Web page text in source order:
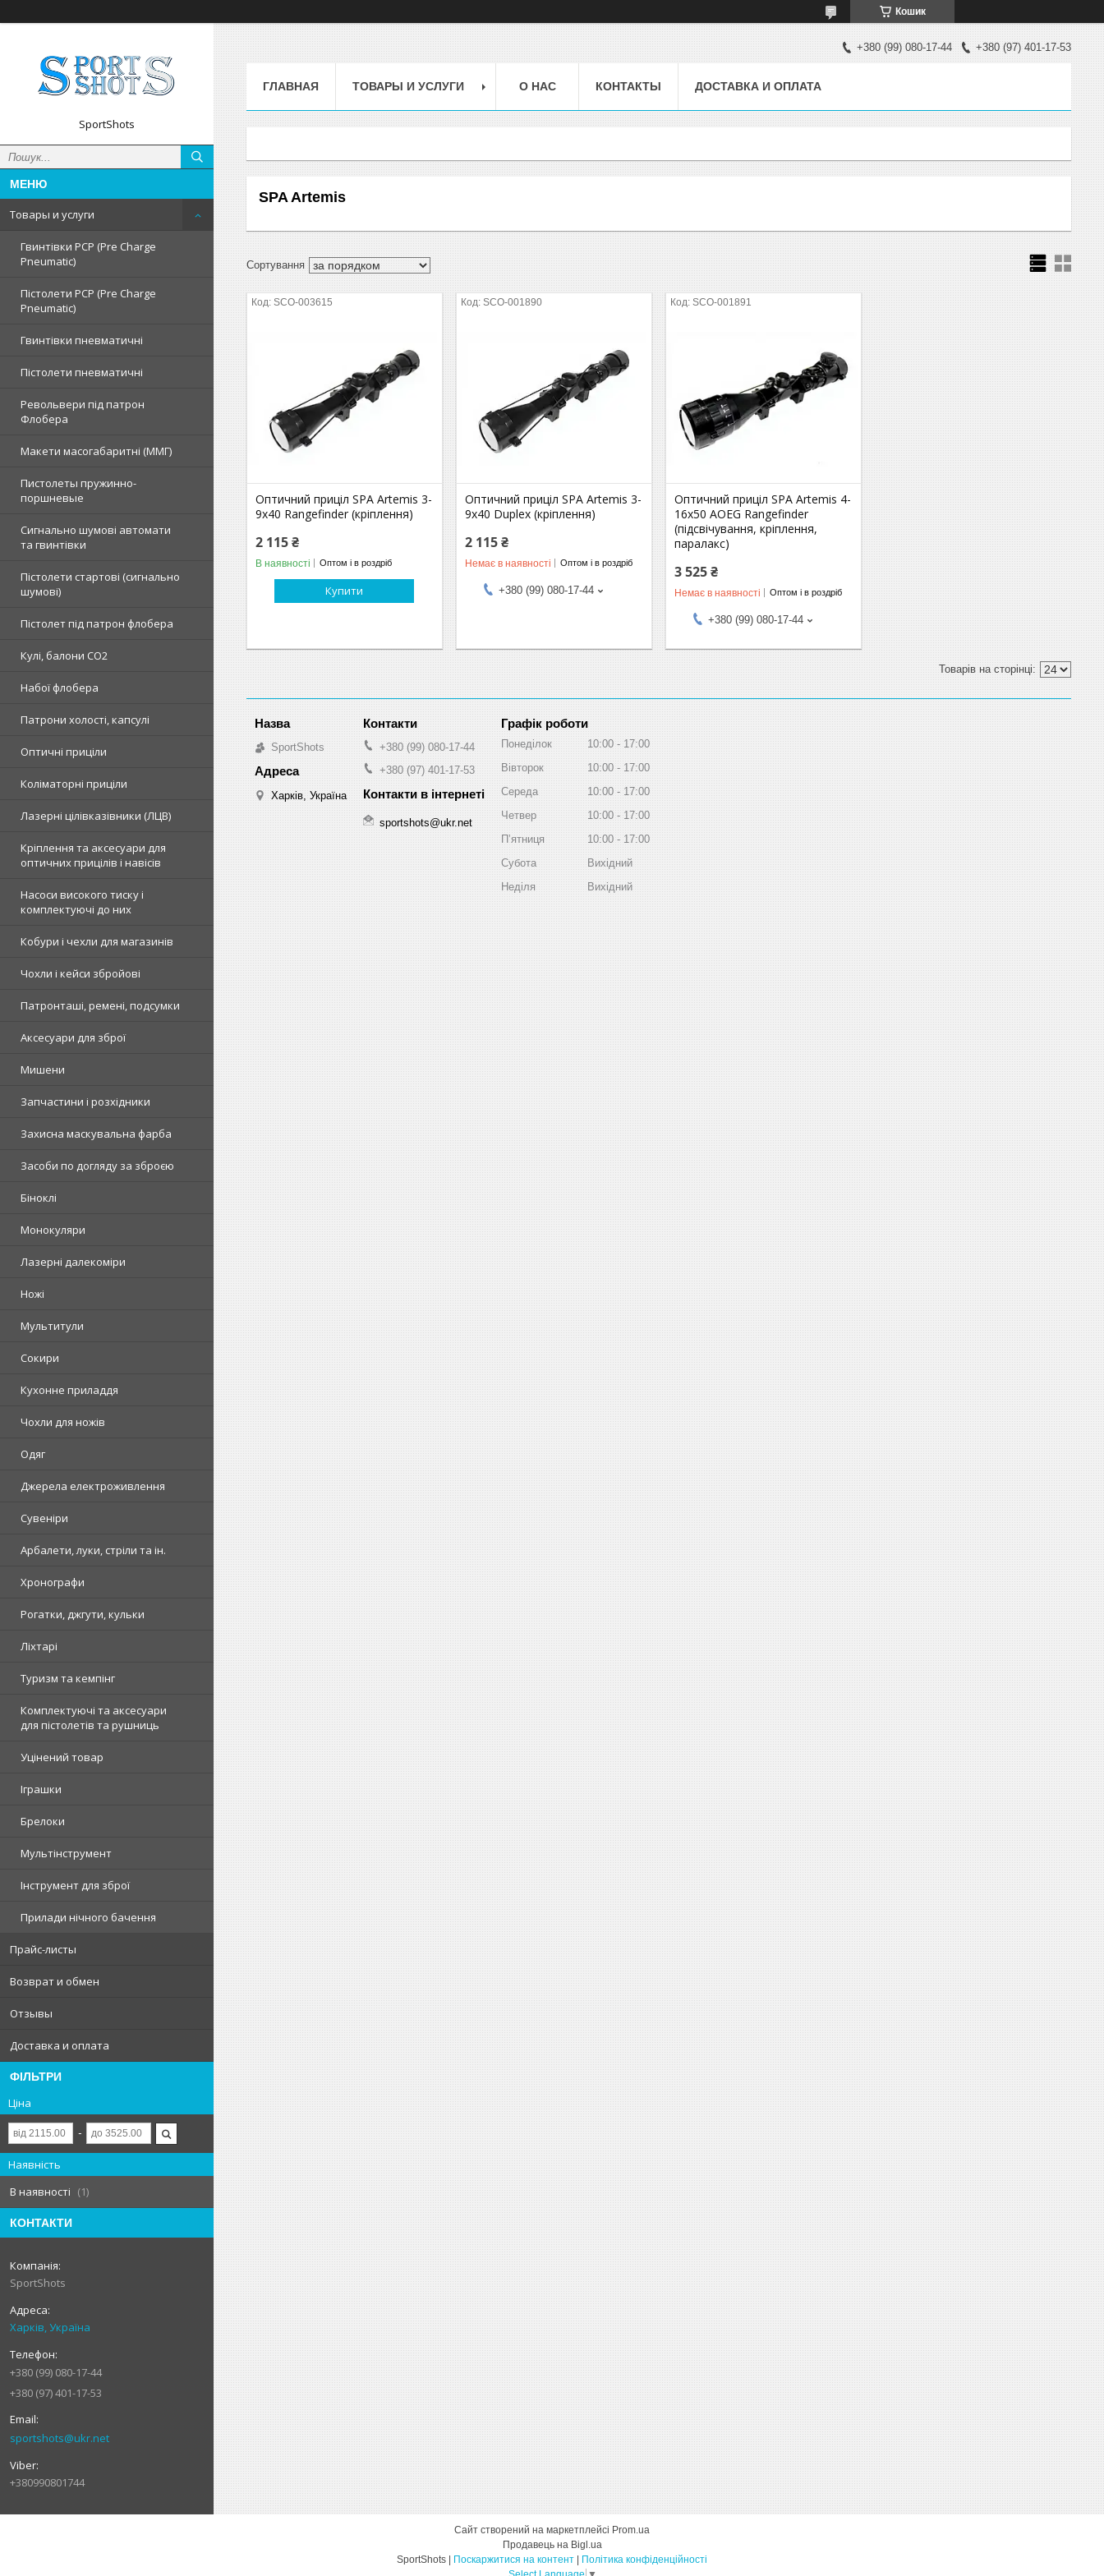
Кошик
SportShots
Товары и услуги
Гвинтівки PCP (Pre Charge
Pneumatic)
Пістолети PCP (Pre Charge
Pneumatic)
Гвинтівки пневматичні
Пістолети пневматичні
Револьвери під патрон
Флобера
Макети масогабаритні (ММГ)
Пистолеты пружинно-
поршневые
Сигнально шумові автомати
та гвинтівки
Пістолети стартові (сигнально
шумові)
Пістолет під патрон флобера
Кулі, балони СО2
Набої флобера
Патрони холості, капсулі
Оптичні приціли
Коліматорні приціли
Лазерні цілівказівники (ЛЦВ)
Кріплення та аксесуари для
оптичних прицілів і навісів
Насоси високого тиску і
комплектуючі до них
Кобури і чехли для магазинів
Чохли і кейси збройові
Патронташі, ремені, подсумки
Аксесуари для зброї
Мишени
Запчастини і розхідники
Захисна маскувальна фарба
Засоби по догляду за зброєю
Біноклі
Монокуляри
Лазерні далекоміри
Ножі
Мультитули
Сокири
Кухонне приладдя
Чохли для ножів
Одяг
Джерела електроживлення
Сувеніри
Арбалети, луки, стріли та ін.
Хронографи
Рогатки, джгути, кульки
Ліхтарі
Туризм та кемпінг
Комплектуючі та аксесуари
для пістолетів та рушниць
Уцінений товар
Іграшки
Брелоки
Мультінструмент
Інструмент для зброї
Прилади нічного бачення
Прайс-листы
Возврат и обмен
Отзывы
Доставка и оплата
ФІЛЬТРИ
Ціна
Наявність
В наявності
1
КОНТАКТИ
SportShots
Харків, Україна
+380 (99) 080-17-44
+380 (97) 401-17-53
sportshots@ukr.net
+380990801744
+380 (99) 080-17-44 +380 (97) 401-17-53
ГЛАВНАЯ ТОВАРЫ И УСЛУГИ О НАС КОНТАКТЫ ДОСТАВКА И ОПЛАТА
SPA Artemis
SCO-003615
Оптичний приціл SPA Artemis 3-
9x40 Rangefinder (кріплення)
2 115 ₴
В наявності Оптом і в роздріб
Купити
SCO-001890
Оптичний приціл SPA Artemis 3-
9x40 Duplex (кріплення)
2 115 ₴
Немає в наявності Оптом і в роздріб
+380 (99) 080-17-44
SCO-001891
Оптичний приціл SPA Artemis 4-
16x50 AOEG Rangefinder
(підсвічування, кріплення,
паралакс)
3 525 ₴
Немає в наявності Оптом і в роздріб
+380 (99) 080-17-44
SportShots
Харків, Україна
+380 (99) 080-17-44
+380 (97) 401-17-53
sportshots@ukr.net
Графік роботи
Понеділок 10:00
17:00
Вівторок
10:00
17:00
Середа
10:00
17:00
Четвер
10:00
17:00
Пʼятниця
10:00
17:00
Субота
Вихідний
Неділя
Вихідний
Сайт створений на маркетплейсі Prom.ua
Продавець на Bigl.ua
SportShots | Поскаржитися на контент | Політика конфіденційності